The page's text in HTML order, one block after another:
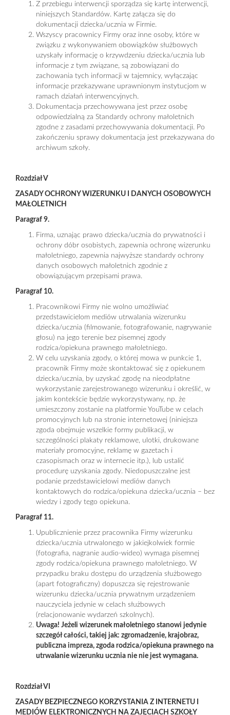
Z przebiegu interwencji sporządza się kartę interwencji,
niniejszych Standardów. Kartę załącza się do
dokumentacji dziecka/ucznia w Firmie.
Wszyscy pracownicy Firmy oraz inne osoby, które w
związku z wykonywaniem obowiązków służbowych
uzyskały informację o krzywdzeniu dziecka/ucznia lub
informacje z tym związane, są zobowiązani do
zachowania tych informacji w tajemnicy, wyłączając
informacje przekazywane uprawnionym instytucjom w
ramach działań interwencyjnych.
Dokumentacja przechowywana jest przez osobę
odpowiedzialną za Standardy ochrony małoletnich
zgodne z zasadami przechowywania dokumentacji. Po
zakończeniu sprawy dokumentacja jest przekazywana do
archiwum szkoły.
Rozdział V
ZASADY OCHRONY WIZERUNKU I DANYCH OSOBOWYCH
MAŁOLETNICH
Paragraf 9.
Firma, uznając prawo dziecka/ucznia do prywatności i
ochrony dóbr osobistych, zapewnia ochronę wizerunku
małoletniego, zapewnia najwyższe standardy ochrony
danych osobowych małoletnich zgodnie z
obowiązującym przepisami prawa.
Paragraf 10.
Pracownikowi Firmy nie wolno umożliwiać
przedstawicielom mediów utrwalania wizerunku
dziecka/ucznia (filmowanie, fotografowanie, nagrywanie
głosu) na jego terenie bez pisemnej zgody
rodzica/opiekuna prawnego małoletniego.
W celu uzyskania zgody, o której mowa w punkcie 1,
pracownik Firmy może skontaktować się z opiekunem
dziecka/ucznia, by uzyskać zgodę na nieodpłatne
wykorzystanie zarejestrowanego wizerunku i określić, w
jakim kontekście będzie wykorzystywany, np. że
umieszczony zostanie na platformie YouTube w celach
promocyjnych lub na stronie internetowej (niniejsza
zgoda obejmuje wszelkie formy publikacji, w
szczególności plakaty reklamowe, ulotki, drukowane
materiały promocyjne, reklamę w gazetach i
czasopismach oraz w internecie itp.), lub ustalić
procedurę uzyskania zgody. Niedopuszczalne jest
podanie przedstawicielowi mediów danych
kontaktowych do rodzica/opiekuna dziecka/ucznia – bez
wiedzy i zgody tego opiekuna.
Paragraf 11.
Upublicznienie przez pracownika Firmy wizerunku
dziecka/ucznia utrwalonego w jakiejkolwiek formie
(fotografia, nagranie audio-wideo) wymaga pisemnej
zgody rodzica/opiekuna prawnego małoletniego. W
przypadku braku dostępu do urządzenia służbowego
(apart fotograficzny) dopuszcza się rejestrowanie
wizerunku dziecka/ucznia prywatnym urządzeniem
nauczyciela jedynie w celach służbowych
(relacjonowanie wydarzeń szkolnych).
Uwaga! Jeżeli wizerunek małoletniego stanowi jedynie
szczegół całości, takiej jak: zgromadzenie, krajobraz,
publiczna impreza, zgoda rodzica/opiekuna prawnego na
utrwalanie wizerunku ucznia nie nie jest wymagana.
Rozdział VI
ZASADY BEZPIECZNEGO KORZYSTANIA Z INTERNETU I
MEDIÓW ELEKTRONICZNYCH NA ZAJĘCIACH SZKOŁY